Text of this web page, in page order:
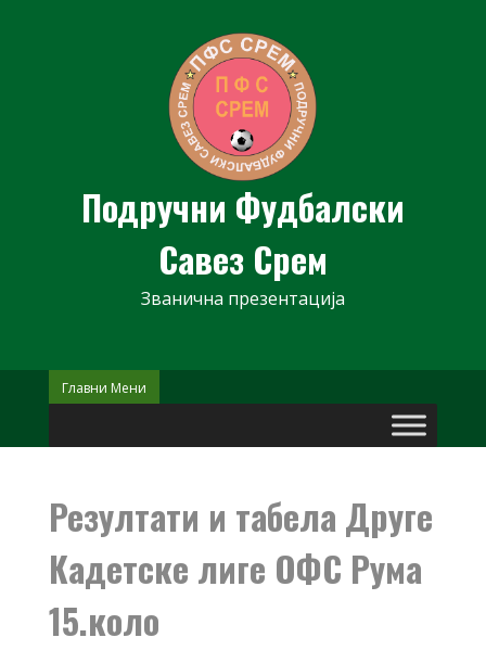
Подручни Фудбалски
Савез Срем
Званична презентација
Главни Мени
Резултати и табела Друге
Кадетске лиге ОФС Рума
15.коло